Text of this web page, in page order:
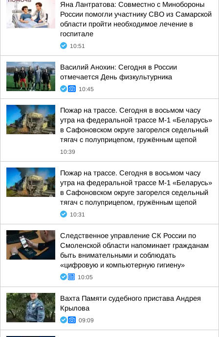
Яна Лантратова: Совместно с Минобороны
России помогли участнику СВО из Самарской
области пройти необходимое лечение в
госпитале
10:51
Василий Анохин: Сегодня в России
отмечается День физкультурника
10:45
Пожар на трассе. Сегодня в восьмом часу
утра на федеральной трассе М-1 «Беларусь»
в Сафоновском округе загорелся седельный
тягач с полуприцепом, гружённым щепой
10:39
Пожар на трассе. Сегодня в восьмом часу
утра на федеральной трассе М-1 «Беларусь»
в Сафоновском округе загорелся седельный
тягач с полуприцепом, гружённым щепой
10:31
Следственное управление СК России по
Смоленской области напоминает гражданам
быть внимательными и соблюдать
«цифровую и компьютерную гигиену»
10:05
Вахта Памяти судебного пристава Андрея
Крылова
09:09